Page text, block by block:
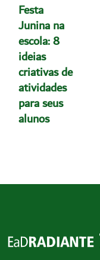
Festa
Junina na
escola: 8
ideias
criativas de
atividades
para seus
alunos